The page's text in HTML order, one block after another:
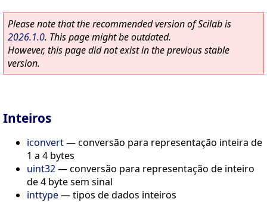
Please note that the recommended version of Scilab is
2026.1.0. This page might be outdated.
However, this page did not exist in the previous stable
version.
Inteiros
iconvert—conversão para representação inteira de
1 a 4 bytes
uint32—conversão para representação de inteiro
de 4 byte sem sinal
inttype—tipos de dados inteiros